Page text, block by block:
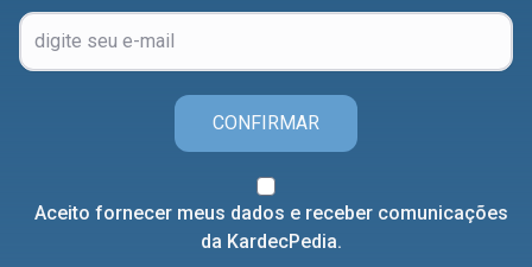
CONFIRMAR
Aceito fornecer meus dados e receber comunicações
da KardecPedia.